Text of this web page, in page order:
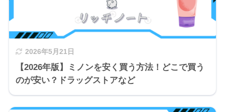
2026年5月21日
【2026年版】ミノンを安く買う方法！どこで買う
のが安い？ドラッグストアなど